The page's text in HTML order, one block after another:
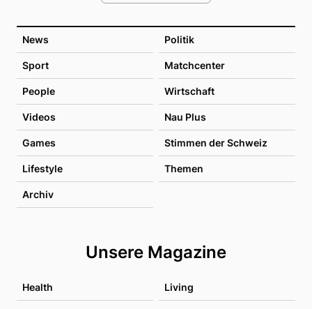
News Politik
Sport Matchcenter
People Wirtschaft
Videos Nau Plus
Games Stimmen der Schweiz
Lifestyle Themen
Archiv
Unsere Magazine
Health Living